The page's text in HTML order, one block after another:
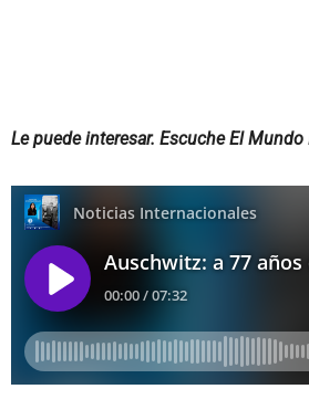
Le puede interesar. Escuche El Mundo